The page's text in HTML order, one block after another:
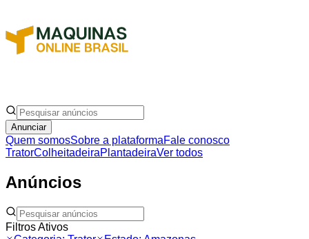
Anunciar
Quem somosSobre a plataformaFale conosco
TratorColheitadeiraPlantadeiraVer todos
Anúncios
Filtros Ativos